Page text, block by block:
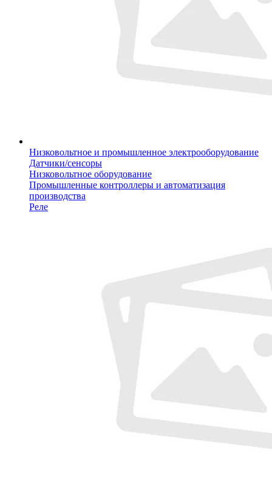
Низковольтное и промышленное электрооборудование
Датчики/сенсоры
Низковольтное оборудование
Промышленные контроллеры и автоматизация
производства
Реле